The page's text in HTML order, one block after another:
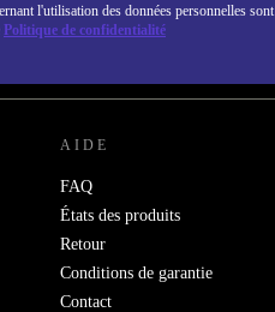
l'utilisation des données personnelles sont
Politique de confidentialité
AIDE
FAQ
États des produits
Retour
Conditions de garantie
Contact